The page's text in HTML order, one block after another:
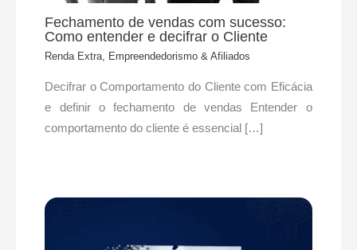
Fechamento de vendas com sucesso:
Como entender e decifrar o Cliente
Renda Extra, Empreendedorismo & Afiliados
Decifrar o Comportamento do Cliente com Eficácia
e definir o fechamento de vendas Entender o
comportamento do cliente é essencial […]